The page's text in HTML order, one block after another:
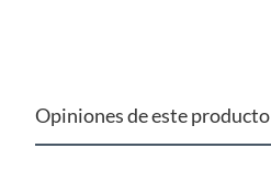
Opiniones de este producto